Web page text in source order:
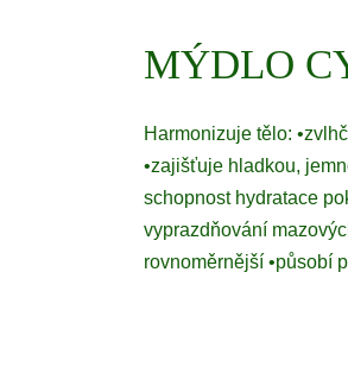
MÝDLO
Harmonizuje tělo:
•zajišťuje hladkou,
schopnost hydratace
vyprazdňování
rovnoměrnější •působí